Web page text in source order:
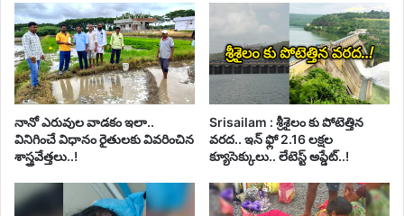
నానో ఎరువుల వాడకం ఇలా..
వినిగించే విధానం రైతులకు వివరించిన
శాస్త్రవేత్తలు..!
Srisailam : శ్రీశైలం కు పోటెత్తిన
వరద.. ఇన్ ఫ్లో 2.16 లక్షల
క్యూసెక్కులు.. లేటెస్ట్ అప్డేట్..!